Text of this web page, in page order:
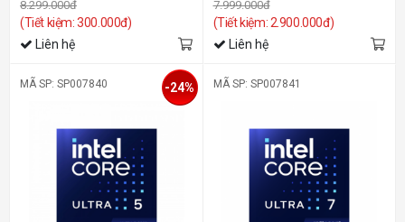
8.299.000đ
(Tiết kiệm: 300.000đ)
Liên hệ
7.999.000đ
(Tiết kiệm: 2.900.000đ)
Liên hệ
MÃ SP: SP007840 -24% MÃ SP: SP007841